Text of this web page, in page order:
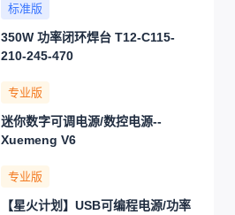
标准版
350W 功率闭环焊台 T12-C115-
210-245-470
专业版
迷你数字可调电源/数控电源--
Xuemeng V6
专业版
【星火计划】USB可编程电源/功率